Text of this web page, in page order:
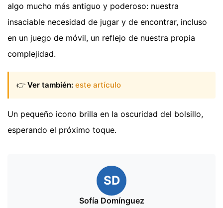
algo mucho más antiguo y poderoso: nuestra
insaciable necesidad de jugar y de encontrar, incluso
en un juego de móvil, un reflejo de nuestra propia
complejidad.
👉 Ver también: este artículo
Un pequeño icono brilla en la oscuridad del bolsillo,
esperando el próximo toque.
SD
Sofía Domínguez